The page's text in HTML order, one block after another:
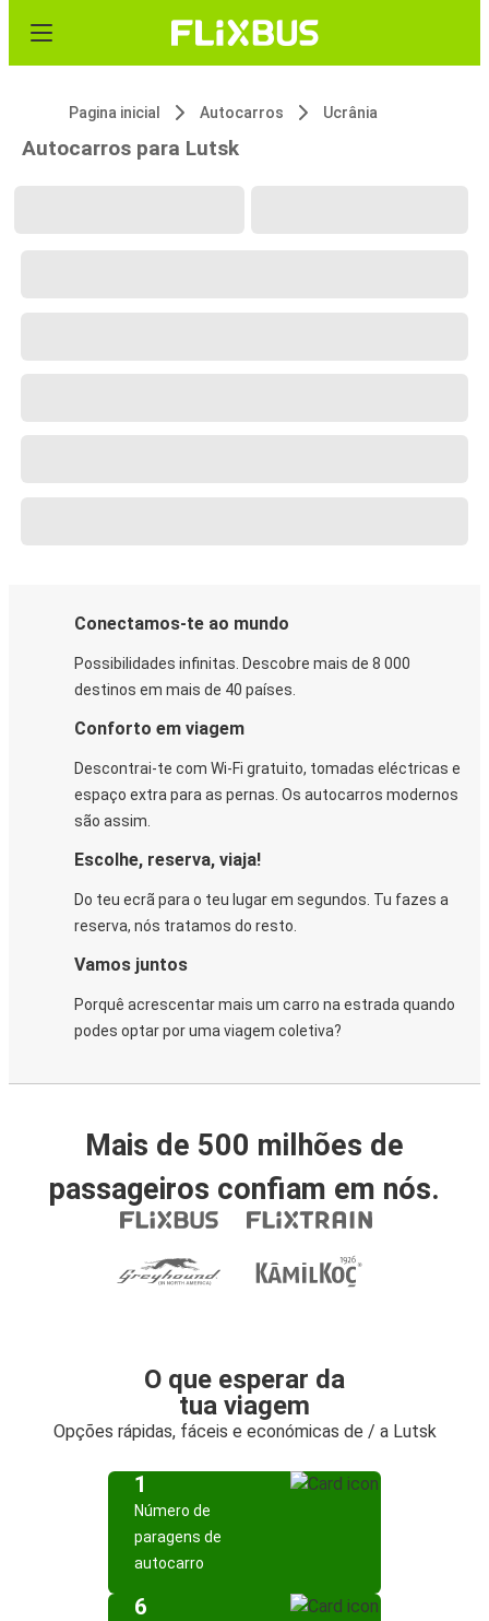
Pagina inicial Autocarros Ucrânia
Autocarros para Lutsk
Conectamos-te ao mundo
Possibilidades infinitas. Descobre mais de 8 000
destinos em mais de 40 países.
Conforto em viagem
Descontrai-te com Wi-Fi gratuito, tomadas eléctricas e
espaço extra para as pernas. Os autocarros modernos
são assim.
Escolhe, reserva, viaja!
Do teu ecrã para o teu lugar em segundos. Tu fazes a
reserva, nós tratamos do resto.
Vamos juntos
Porquê acrescentar mais um carro na estrada quando
podes optar por uma viagem coletiva?
Mais de 500 milhões de
passageiros confiam em nós.
O que esperar da
tua viagem
Opções rápidas, fáceis e económicas de / a Lutsk
1
Número de
paragens de
autocarro
6